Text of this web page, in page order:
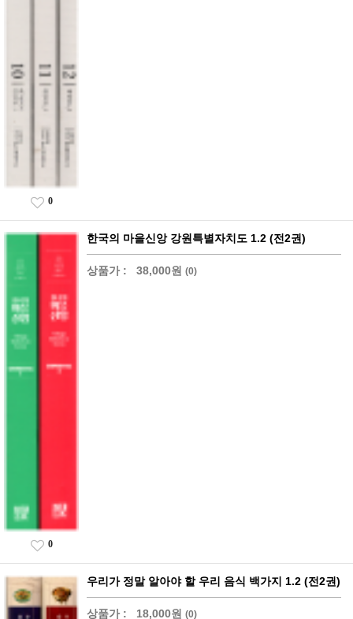
0
한국의 마을신앙 강원특별자치도 1.2 (전2권)
상품가 : 38,000원 (0)
0
우리가 정말 알아야 할 우리 음식 백가지 1.2 (전2권)
상품가 : 18,000원 (0)